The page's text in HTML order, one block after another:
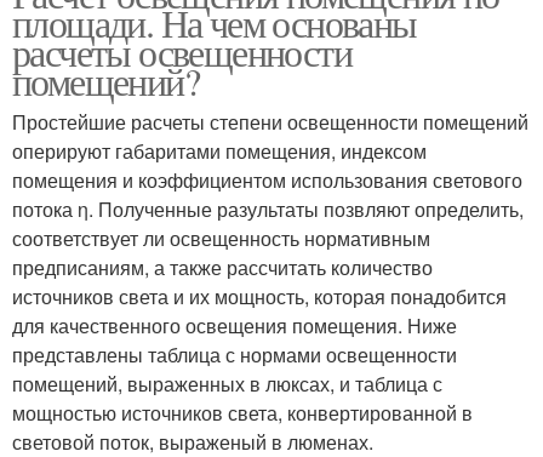
площади. На чем основаны
расчеты освещенности
помещений?
Простейшие расчеты степени освещенности помещений
оперируют габаритами помещения, индексом
помещения и коэффициентом использования светового
потока η. Полученные разультаты позвляют определить,
соответствует ли освещенность нормативным
предписаниям, а также рассчитать количество
источников света и их мощность, которая понадобится
для качественного освещения помещения. Ниже
представлены таблица с нормами освещенности
помещений, выраженных в люксах, и таблица с
мощностью источников света, конвертированной в
световой поток, выраженый в люменах.